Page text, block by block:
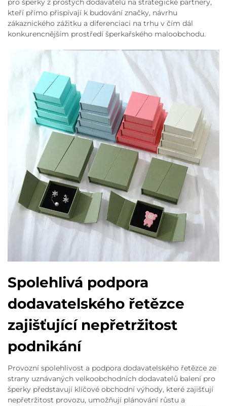
pro šperky z prostých dodavatelů na strategické partnery,
kteří přímo přispívají k budování značky, návrhu
zákaznického zážitku a diferenciaci na trhu v čím dál
konkurencnějším prostředí šperkařského maloobchodu.
Spolehlivá podpora
dodavatelského řetězce
zajišťující nepřetržitost
podnikání
Provozní spolehlivost a podpora dodavatelského řetězce ze
strany uznávaných velkoobchodních dodavatelů balení pro
šperky představují klíčové obchodní výhody, které zajišťují
nepřetržitost provozu, umožňují plánování růstu a